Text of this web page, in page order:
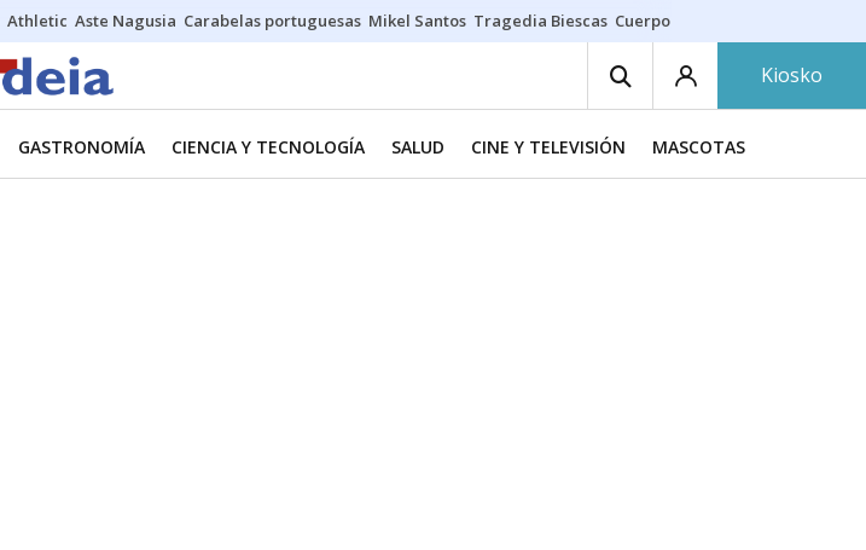
Athletic Aste Nagusia Carabelas portuguesas Mikel Santos Tragedia Biescas Cuerpo ría
Kiosko
GASTRONOMÍA CIENCIA Y TECNOLOGÍA SALUD CINE Y TELEVISIÓN MASCOTAS